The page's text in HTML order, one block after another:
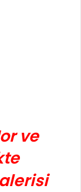
ve